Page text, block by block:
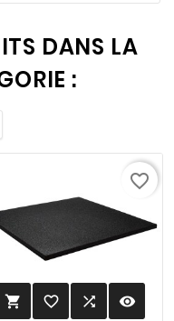
DANS LA
:
 favorite_border  visibility
favorite_border